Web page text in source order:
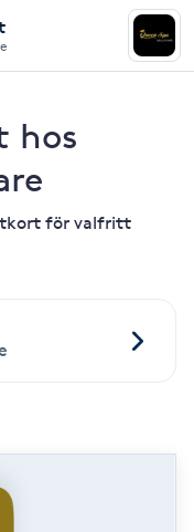
hos
för valfritt